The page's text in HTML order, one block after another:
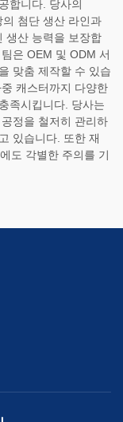
합니다. 당사의
첨단 생산 라인과
생산 능력을 보장합
은 OEM 및 ODM 서
맞춤 제작할 수 있습
캐스터까지 다양한
족시킵니다. 당사는
정을 철저히 관리하
있습니다. 또한 재
도 각별한 주의를 기